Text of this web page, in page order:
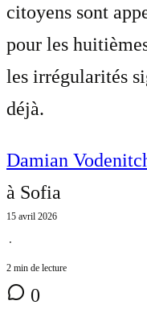
citoyens sont
pour les
les irrégularités
déjà.
Damian
à Sofia
15 avril 2026
⋅
2 min de lecture
0